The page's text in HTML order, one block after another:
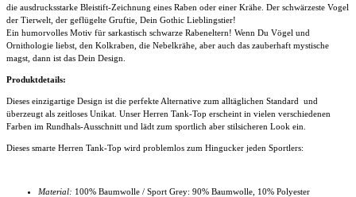
die ausdrucksstarke Bleistift-Zeichnung eines Raben oder einer Krähe. Der schwärzeste Vogel
der Tierwelt, der geflügelte Gruftie, Dein Gothic Lieblingstier!
Ein humorvolles Motiv für sarkastisch schwarze Rabeneltern! Wenn Du Vögel und
Ornithologie liebst, den Kolkraben, die Nebelkrähe, aber auch das zauberhaft mystische
magst, dann ist das Dein Design.
Produktdetails:
Dieses einzigartige Design ist die perfekte Alternative zum alltäglichen Standard und
überzeugt als zeitloses Unikat. Unser Herren Tank-Top erscheint in vielen verschiedenen
Farben im Rundhals-Ausschnitt und lädt zum sportlich aber stilsicheren Look ein.
Dieses smarte Herren Tank-Top wird problemlos zum Hingucker jeden Sportlers:
Material: 100% Baumwolle / Sport Grey: 90% Baumwolle, 10% Polyester